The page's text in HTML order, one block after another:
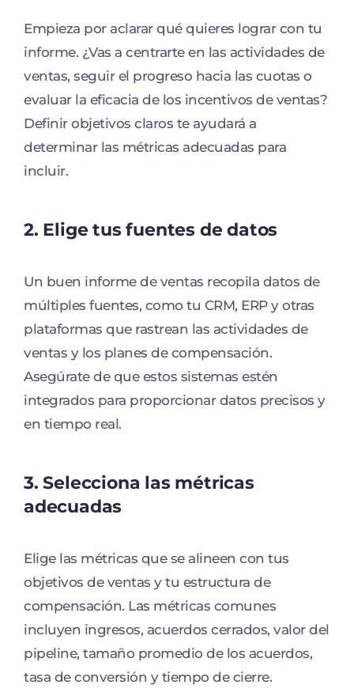
Empieza por aclarar qué quieres lograr con tu
informe. ¿Vas a centrarte en las actividades de
ventas, seguir el progreso hacia las cuotas o
evaluar la eficacia de los incentivos de ventas?
Definir objetivos claros te ayudará a
determinar las métricas adecuadas para
incluir.
2. Elige tus fuentes de datos
Un buen informe de ventas recopila datos de
múltiples fuentes, como tu CRM, ERP y otras
plataformas que rastrean las actividades de
ventas y los planes de compensación.
Asegúrate de que estos sistemas estén
integrados para proporcionar datos precisos y
en tiempo real.
3. Selecciona las métricas
adecuadas
Elige las métricas que se alineen con tus
objetivos de ventas y tu estructura de
compensación. Las métricas comunes
incluyen ingresos, acuerdos cerrados, valor del
pipeline, tamaño promedio de los acuerdos,
tasa de conversión y tiempo de cierre.